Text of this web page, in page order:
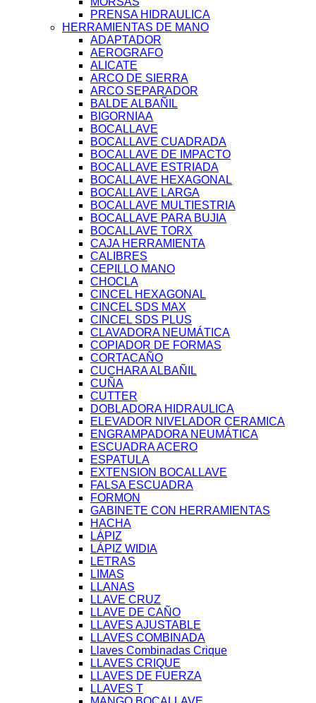
PRENSA HIDRAULICA
HERRAMIENTAS DE MANO
ADAPTADOR
AEROGRAFO
ALICATE
ARCO DE SIERRA
ARCO SEPARADOR
BALDE ALBAÑIL
BIGORNIAA
BOCALLAVE
BOCALLAVE CUADRADA
BOCALLAVE DE IMPACTO
BOCALLAVE ESTRIADA
BOCALLAVE HEXAGONAL
BOCALLAVE LARGA
BOCALLAVE MULTIESTRIA
BOCALLAVE PARA BUJIA
BOCALLAVE TORX
CAJA HERRAMIENTA
CALIBRES
CEPILLO MANO
CHOCLA
CINCEL HEXAGONAL
CINCEL SDS MAX
CINCEL SDS PLUS
CLAVADORA NEUMÁTICA
COPIADOR DE FORMAS
CORTACAÑO
CUCHARA ALBAÑIL
CUÑA
CUTTER
DOBLADORA HIDRAULICA
ELEVADOR NIVELADOR CERAMICA
ENGRAMPADORA NEUMÁTICA
ESCUADRA ACERO
ESPATULA
EXTENSION BOCALLAVE
FALSA ESCUADRA
FORMON
GABINETE CON HERRAMIENTAS
HACHA
LÁPIZ
LÁPIZ WIDIA
LETRAS
LIMAS
LLANAS
LLAVE CRUZ
LLAVE DE CAÑO
LLAVES AJUSTABLE
LLAVES COMBINADA
Llaves Combinadas Crique
LLAVES CRIQUE
LLAVES DE FUERZA
LLAVES T